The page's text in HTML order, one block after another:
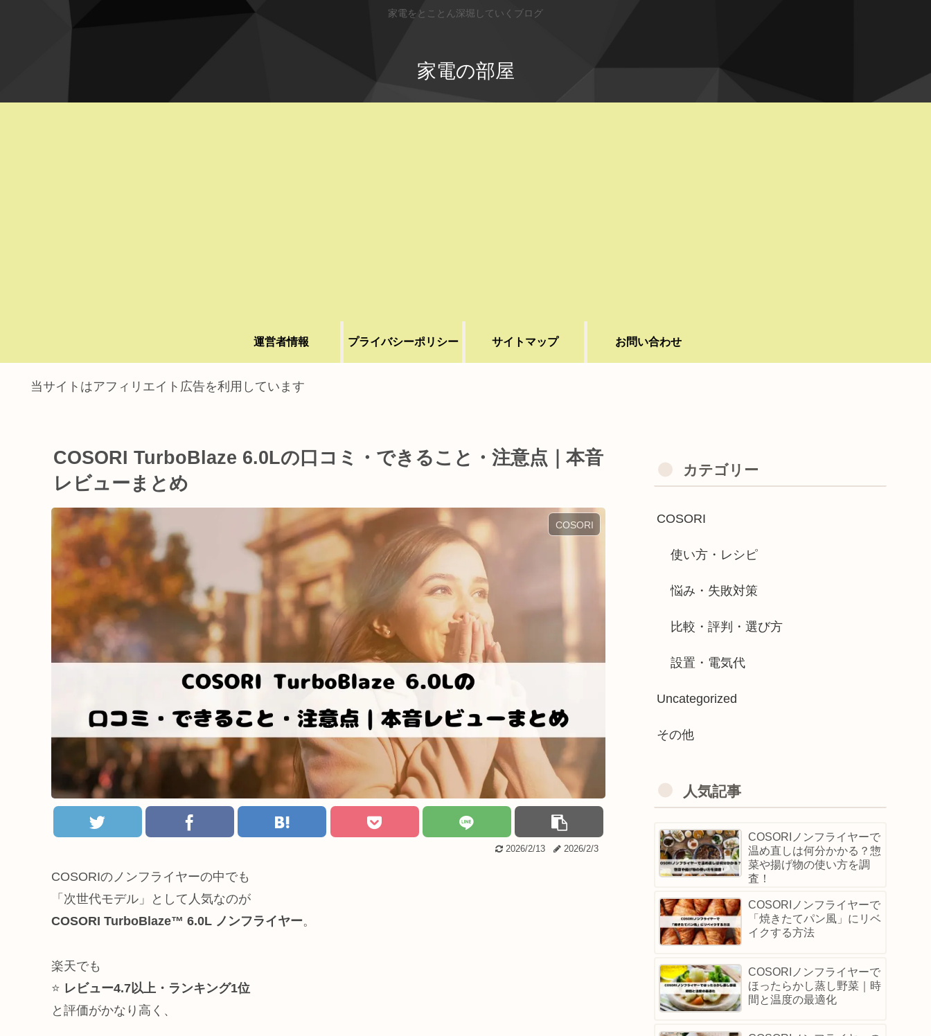
家電をとことん深堀していくブログ
家電の部屋
運営者情報 プライバシーポリシー サイトマップ お問い合わせ
当サイトはアフィリエイト広告を利用しています
COSORI TurboBlaze 6.0Lの口コミ・できること・注意点｜本音
レビューまとめ
COSORI
2026/2/13 2026/2/3
COSORIのノンフライヤーの中でも
「次世代モデル」として人気なのが
COSORI TurboBlaze™ 6.0L ノンフライヤー。
楽天でも
⭐ レビュー4.7以上・ランキング1位
と評価がかなり高く、
カテゴリー
COSORI
使い方・レシピ
悩み・失敗対策
比較・評判・選び方
設置・電気代
Uncategorized
その他
人気記事
COSORIノンフライヤーで
温め直しは何分かかる？惣
菜や揚げ物の使い方を調
査！
COSORIノンフライヤーで
「焼きたてパン風」にリベ
イクする方法
COSORIノンフライヤーで
ほったらかし蒸し野菜｜時
間と温度の最適化